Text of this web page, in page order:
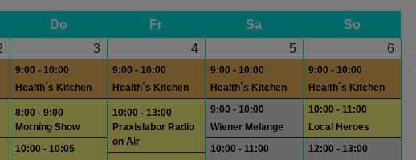
Do Fr Sa
So
3
9:00 - 10:00
Health´s Kitchen
8:00 - 9:00
Morning Show
10:00 - 10:05
4
9:00 - 10:00
Health´s Kitchen
10:00 - 13:00
Praxislabor Radio
on Air
5
9:00 - 10:00
Health´s Kitchen
9:00 - 10:00
Wiener Melange
10:00 - 11:00
6
9:00 - 10:00
Health´s Kitchen
10:00 - 11:00
Local Heroes
12:00 - 13:00